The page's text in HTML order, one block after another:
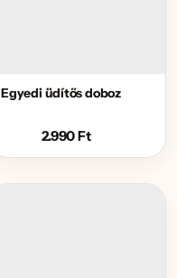
Egyedi üdítős doboz
2.990Ft